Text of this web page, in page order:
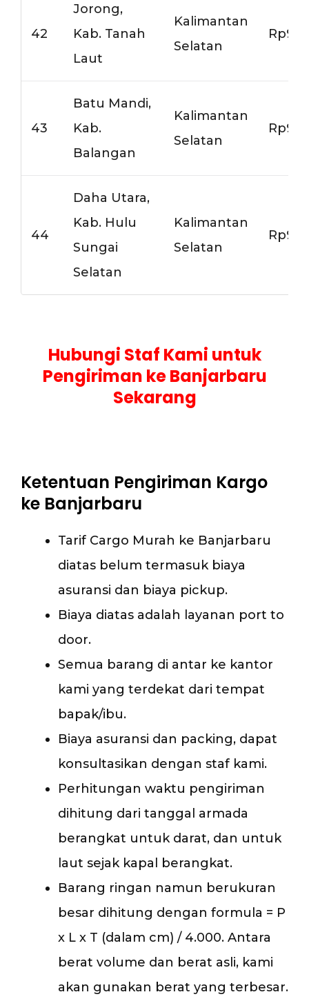
42
Jorong,
Kab. Tanah
Laut
Kalimantan
Selatan
43
Batu Mandi,
Kab.
Balangan
Kalimantan
Selatan
44
Daha Utara,
Kab. Hulu
Sungai
Selatan
Kalimantan
Selatan
Hubungi Staf Kami untuk
Pengiriman ke Banjarbaru
Sekarang
Ketentuan Pengiriman Kargo
ke Banjarbaru
Tarif Cargo Murah ke Banjarbaru
diatas belum termasuk biaya
asuransi dan biaya pickup.
Biaya diatas adalah layanan port to
door.
Semua barang di antar ke kantor
kami yang terdekat dari tempat
bapak/ibu.
Biaya asuransi dan packing, dapat
konsultasikan dengan staf kami.
Perhitungan waktu pengiriman
dihitung dari tanggal armada
berangkat untuk darat, dan untuk
laut sejak kapal berangkat.
Barang ringan namun berukuran
besar dihitung dengan formula = P
x L x T (dalam cm) / 4.000. Antara
berat volume dan berat asli, kami
akan gunakan berat yang terbesar.